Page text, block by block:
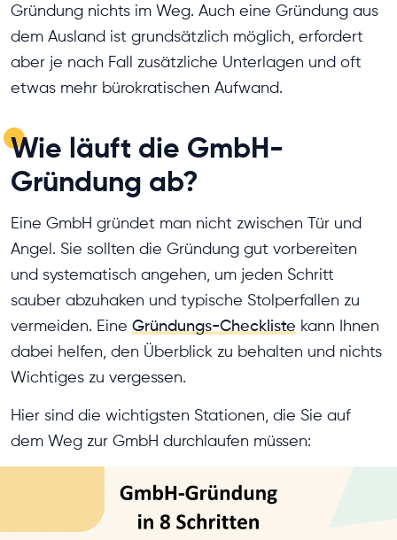
Gründung nichts im Weg. Auch eine Gründung aus
dem Ausland ist grundsätzlich möglich, erfordert
aber je nach Fall zusätzliche Unterlagen und oft
etwas mehr bürokratischen Aufwand.
Wie läuft die GmbH-
Gründung ab?
Eine GmbH gründet man nicht zwischen Tür und
Angel. Sie sollten die Gründung gut vorbereiten
und systematisch angehen, um jeden Schritt
sauber abzuhaken und typische Stolperfallen zu
vermeiden. Eine Gründungs-Checkliste kann Ihnen
dabei helfen, den Überblick zu behalten und nichts
Wichtiges zu vergessen.
Hier sind die wichtigsten Stationen, die Sie auf
dem Weg zur GmbH durchlaufen müssen: